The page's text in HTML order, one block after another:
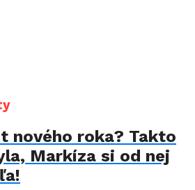
nového roka? Takto
Markíza si od nej